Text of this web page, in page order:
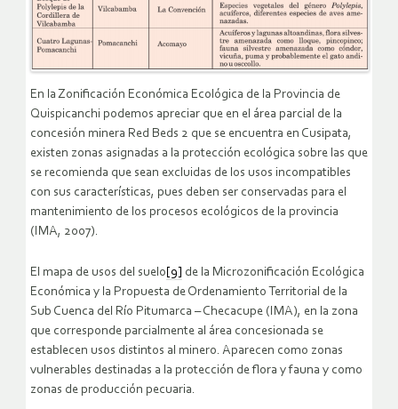
En la Zonificación Económica Ecológica de la Provincia de
Quispicanchi podemos apreciar que en el área parcial de la
concesión minera Red Beds 2 que se encuentra en Cusipata,
existen zonas asignadas a la protección ecológica sobre las que
se recomienda que sean excluidas de los usos incompatibles
con sus características, pues deben ser conservadas para el
mantenimiento de los procesos ecológicos de la provincia
(IMA, 2007).
El mapa de usos del suelo [9]
de la Microzonificación Ecológica
Económica y la Propuesta de Ordenamiento Territorial de la
Sub Cuenca del Río Pitumarca – Checacupe (IMA), en la zona
que corresponde parcialmente al área concesionada se
establecen usos distintos al minero. Aparecen como zonas
vulnerables destinadas a la protección de flora y fauna y como
zonas de producción pecuaria.